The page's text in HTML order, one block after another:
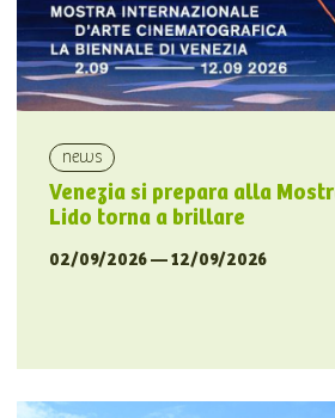
news
Venezia si prepara alla
Lido torna a brillare
02/09/2026 — 12/09/2026